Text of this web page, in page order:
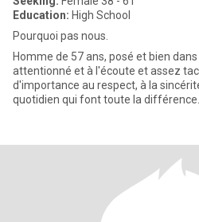
Education: High School
Pourquoi pas nous.
Homme de 57 ans, posé et bien
attentionné et à l'écoute et assez
d'importance au respect, à la
quotidien qui font toute la